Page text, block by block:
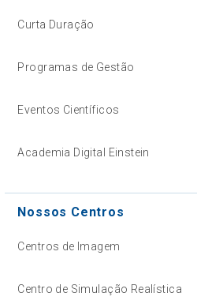
Curta Duração
Programas de Gestão
Eventos Científicos
Academia Digital Einstein
Nossos Centros
Centros de Imagem
Centro de Simulação Realística